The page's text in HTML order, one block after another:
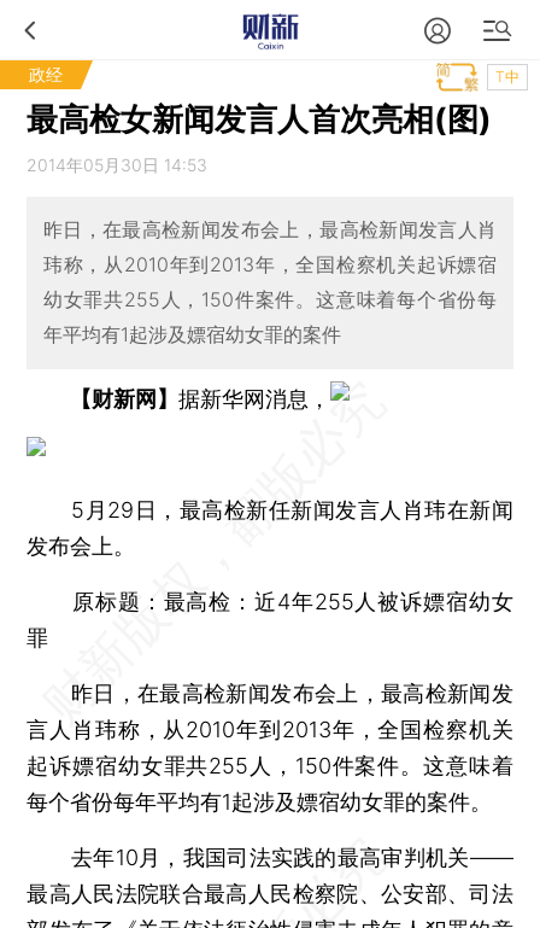
政经 T中
最高检女新闻发言人首次亮相(图)
2014年05月30日 14:53
昨日，在最高检新闻发布会上，最高检新闻发言人肖
玮称，从2010年到2013年，全国检察机关起诉嫖宿
幼女罪共255人，150件案件。这意味着每个省份每
年平均有1起涉及嫖宿幼女罪的案件
【财新网】据新华网消息，
5月29日，最高检新任新闻发言人肖玮在新闻
发布会上。
原标题：最高检：近4年255人被诉嫖宿幼女
罪
昨日，在最高检新闻发布会上，最高检新闻发
言人肖玮称，从2010年到2013年，全国检察机关
起诉嫖宿幼女罪共255人，150件案件。这意味着
每个省份每年平均有1起涉及嫖宿幼女罪的案件。
去年10月，我国司法实践的最高审判机关——
最高人民法院联合最高人民检察院、公安部、司法